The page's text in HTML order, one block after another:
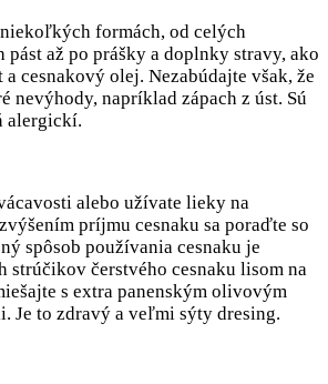
niekoľkých formách, od celých
až po prášky a doplnky stravy, ako
cesnakový olej. Nezabúdajte však, že
nevýhody, napríklad zápach z úst. Sú
alergickí.
alebo užívate lieky na
príjmu cesnaku sa poraďte so
spôsob používania cesnaku je
čerstvého cesnaku lisom na
s extra panenským olivovým
Je to zdravý a veľmi sýty dresing.